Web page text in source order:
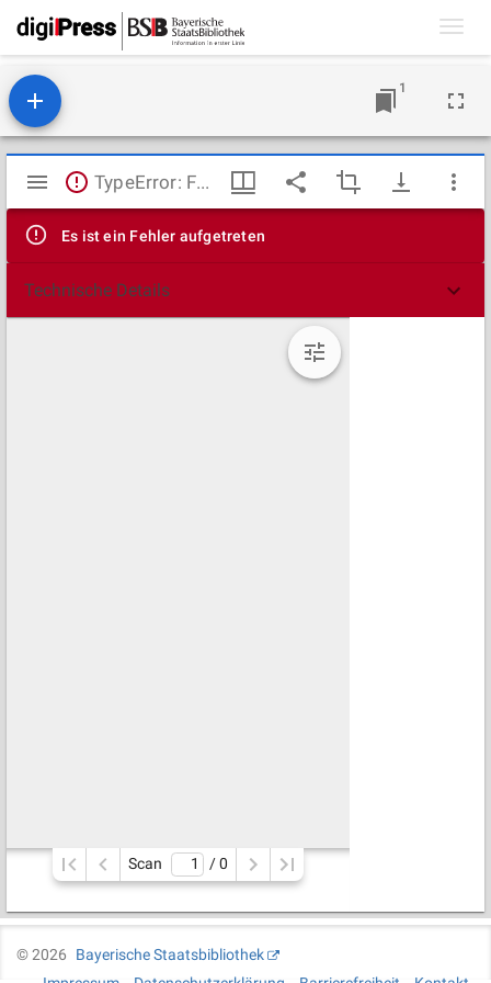
1
Mirador
Viewer
TypeError: Failed to fetch
Es ist ein Fehler aufgetreten
Technische Details
Scan / 0
©2026
Bayerische Staatsbibliothek